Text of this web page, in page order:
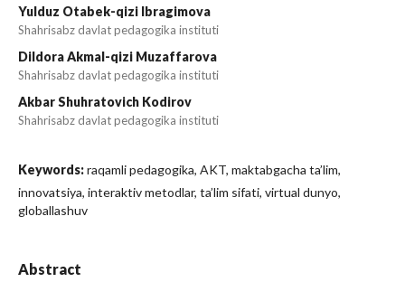
Yulduz Otabek-qizi Ibragimova
Shahrisabz davlat pedagogika instituti
Dildora Akmal-qizi Muzaffarova
Shahrisabz davlat pedagogika instituti
Akbar Shuhratovich Kodirov
Shahrisabz davlat pedagogika instituti
Keywords:raqamli pedagogika, AKT, maktabgacha ta’lim,
innovatsiya, interaktiv metodlar, ta’lim sifati, virtual dunyo,
globallashuv
Abstract